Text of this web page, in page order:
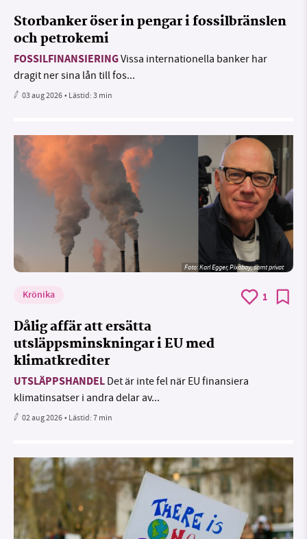
Storbanker öser in pengar i fossilbränslen
och petrokemi
FOSSILFINANSIERINGVissa internationella banker har
dragit ner sina lån till fos...
03 aug 2026• Lästid:3 min
Foto:Karl Egger, Pixabay, samt privat
Krönika 1
Dålig affär att ersätta
utsläppsminskningar i EU med
klimatkrediter
UTSLÄPPSHANDEL Det är inte fel när EU finansiera
klimatinsatser i andra delar av...
02 aug 2026• Lästid:7 min